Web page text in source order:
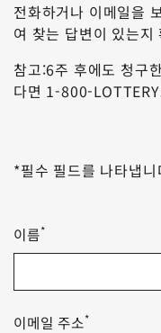
전화하거나 이메일을
여 찾는 답변이 있는지
참고:6주 후에도 청구
다면 1-800-
*필수 필드를 나타냅니
이름*
이메일 주소*